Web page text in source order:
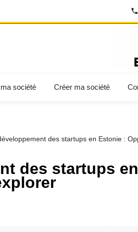
société Créer ma société
des startups en Estonie :
des startups